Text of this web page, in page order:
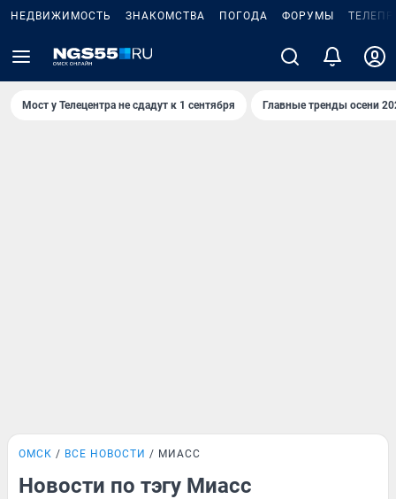
НЕДВИЖИМОСТЬ ЗНАКОМСТВА ПОГОДА ФОРУМЫ
Мост у Телецентра не сдадут к 1 сентября Главные тренды осени
ОМСК ВСЕ НОВОСТИ МИАСС
Новости по тэгу Миасс